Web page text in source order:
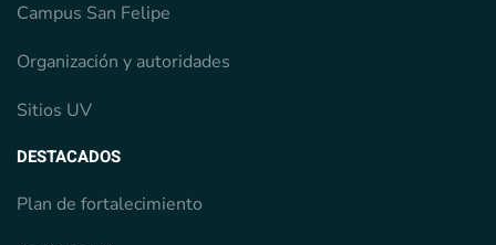
Campus San Felipe
Organización y autoridades
Sitios UV
DESTACADOS
Plan de fortalecimiento